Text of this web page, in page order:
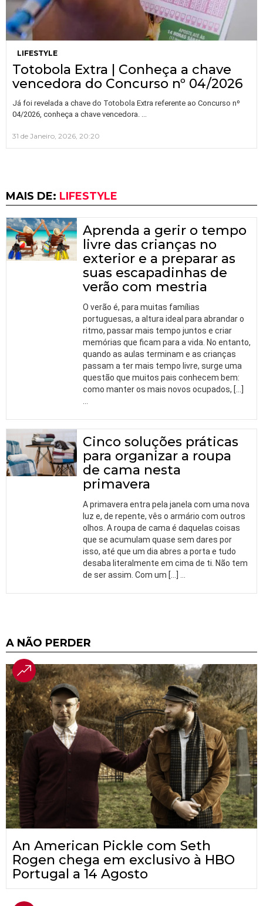
LIFESTYLE
Totobola Extra | Conheça a chave
vencedora do Concurso nº 04/2026
Já foi revelada a chave do Totobola Extra referente ao Concurso nº
04/2026, conheça a chave vencedora.
31 de Janeiro, 2026, 20:20
MAIS DE: LIFESTYLE
Aprenda a gerir o tempo
livre das crianças no
exterior e a preparar as
suas escapadinhas de
verão com mestria
O verão é, para muitas famílias
portuguesas, a altura ideal para abrandar o
ritmo, passar mais tempo juntos e criar
memórias que ficam para a vida. No entanto,
quando as aulas terminam e as crianças
passam a ter mais tempo livre, surge uma
questão que muitos pais conhecem bem:
como manter os mais novos ocupados, […]
Cinco soluções práticas
para organizar a roupa
de cama nesta
primavera
A primavera entra pela janela com uma nova
luz e, de repente, vês o armário com outros
olhos. A roupa de cama é daquelas coisas
que se acumulam quase sem dares por
isso, até que um dia abres a porta e tudo
desaba literalmente em cima de ti. Não tem
de ser assim. Com um […]
A NÃO PERDER
An American Pickle com Seth
Rogen chega em exclusivo à HBO
Portugal a 14 Agosto